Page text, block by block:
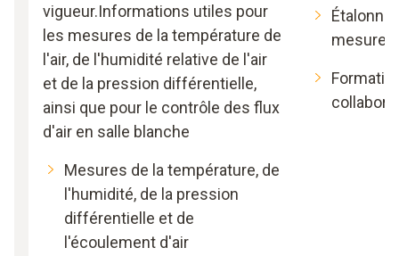
vigueur.Informations utiles pour
les mesures de la température de
l'air, de l'humidité relative de l'air
et de la pression différentielle,
ainsi que pour le contrôle des flux
d'air en salle blanche
Mesures de la température, de
l'humidité, de la pression
différentielle et de
l'écoulement d'air
mesure